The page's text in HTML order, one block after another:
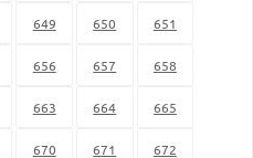
649 650 651
656 657 658
663 664 665
670 671 672